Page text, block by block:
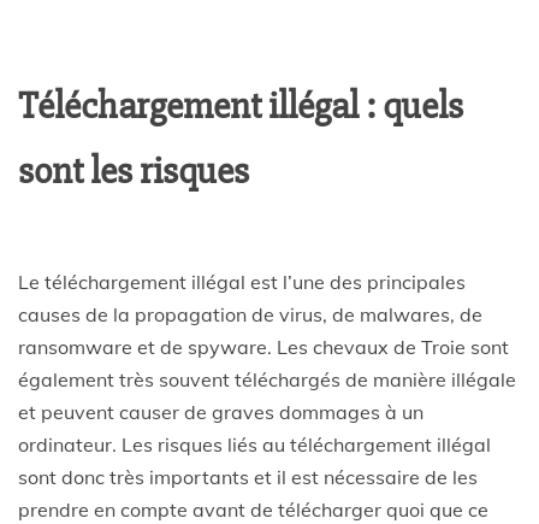
Téléchargement illégal : quels
sont les risques
Le téléchargement illégal est l’une des principales
causes de la propagation de virus, de malwares, de
ransomware et de spyware. Les chevaux de Troie sont
également très souvent téléchargés de manière illégale
et peuvent causer de graves dommages à un
ordinateur. Les risques liés au téléchargement illégal
sont donc très importants et il est nécessaire de les
prendre en compte avant de télécharger quoi que ce